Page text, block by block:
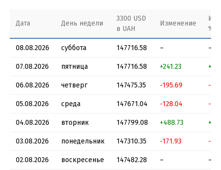
Дата День недели
3300 USD
в UAH
Изменение
%
08.08.2026 суббота 147716.58 – –
07.08.2026 пятница 147716.58 +241.23
06.08.2026 четверг 147475.35 -195.69 -
05.08.2026 среда 147671.04 -128.04 -
04.08.2026 вторник 147799.08 +488.73
03.08.2026 понедельник 147310.35 -171.93 -
02.08.2026 воскресенье 147482.28 – –